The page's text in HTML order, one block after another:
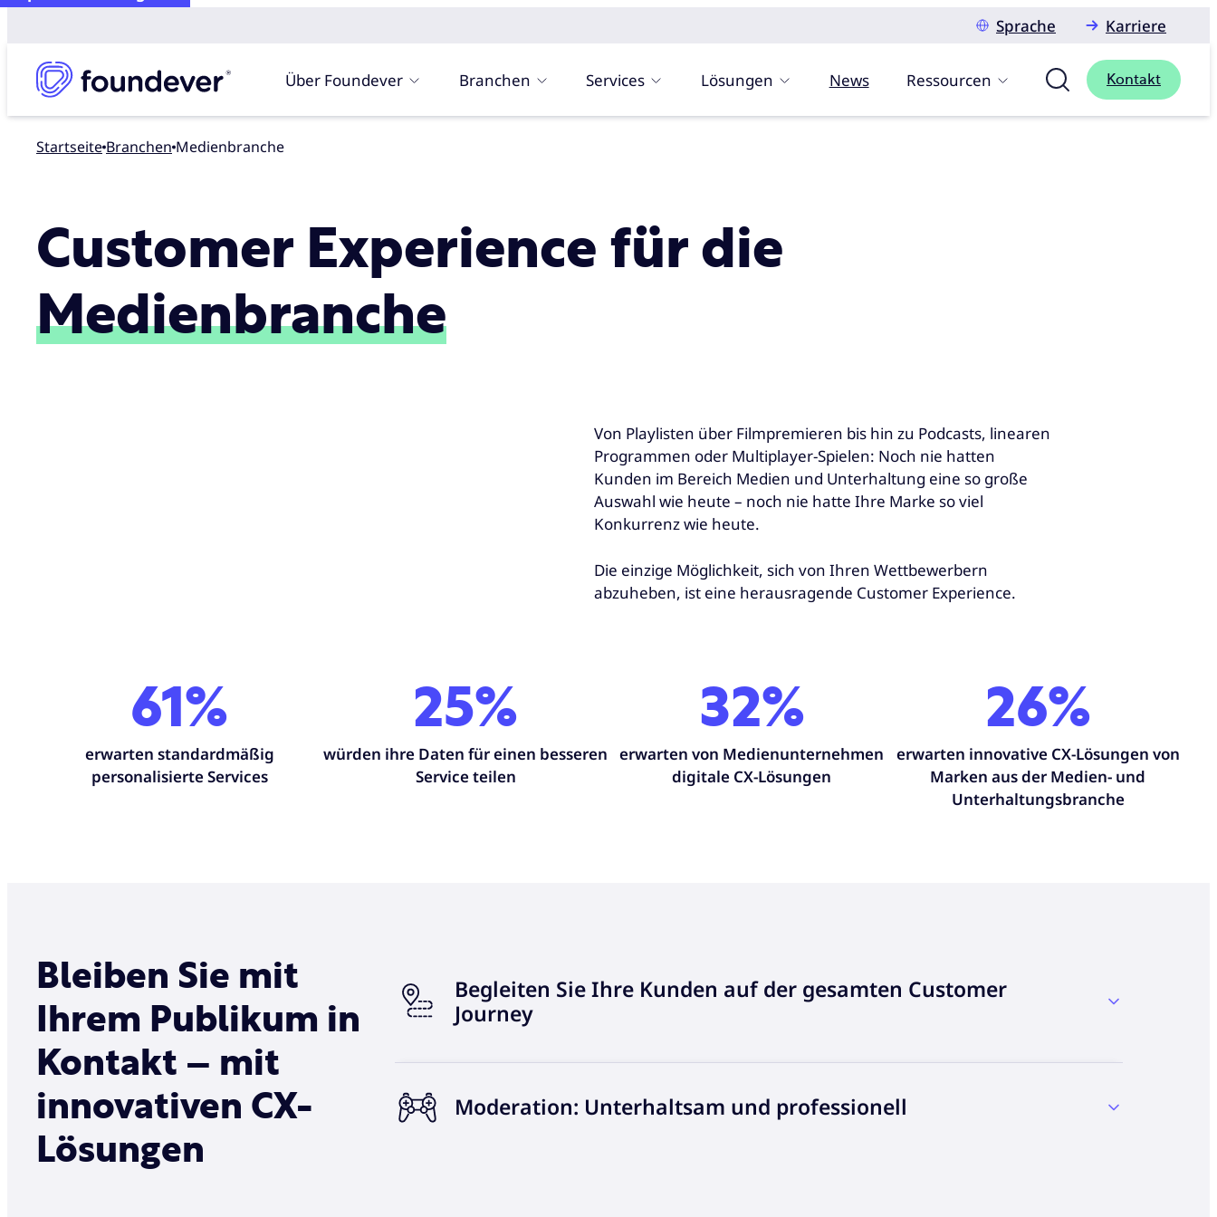
Sprache
Karriere
Über Foundever Branchen Services Lösungen News Ressourcen Kontakt
Startseite branchen Medienbranche
Customer Experience für die
Medienbranche
Von Playlisten über Filmpremieren bis hin zu Podcasts, linearen
Programmen oder Multiplayer-Spielen: Noch nie hatten
Kunden im Bereich Medien und Unterhaltung eine so große
Auswahl wie heute – noch nie hatte Ihre Marke so viel
Konkurrenz wie heute.
Die einzige Möglichkeit, sich von Ihren Wettbewerbern
abzuheben, ist eine herausragende Customer Experience.
61%
erwarten standardmäßig
personalisierte Services
25%
würden ihre Daten für einen besseren
Service teilen
32%
erwarten von Medienunternehmen
digitale CX-Lösungen
26%
erwarten innovative CX-Lösungen von
Marken aus der Medien- und
Unterhaltungsbranche
Bleiben Sie mit
Ihrem Publikum in
Kontakt – mit
innovativen CX-
Lösungen
Begleiten Sie Ihre Kunden auf der gesamten Customer
Journey
3 Billionen US-Dollar
Moderation: Unterhaltsam und professionell